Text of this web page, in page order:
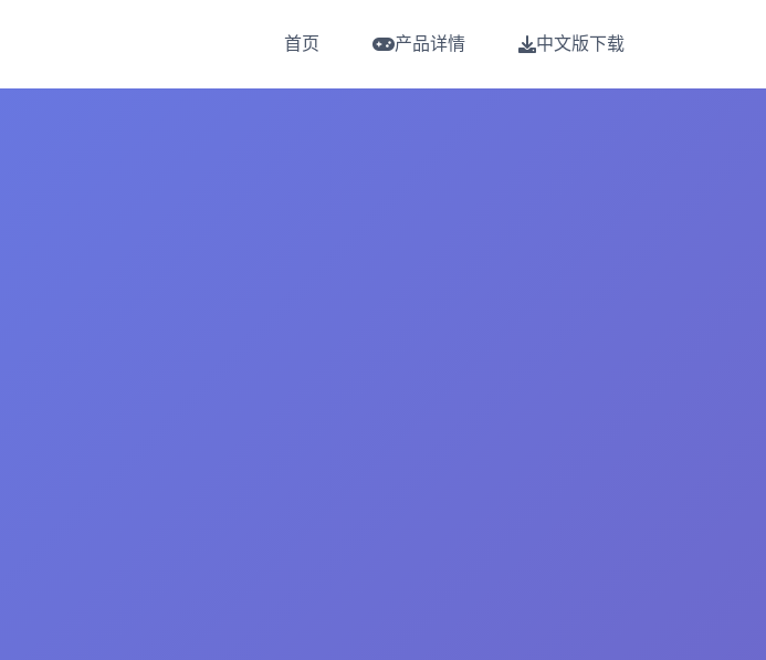
首页 产品详情 中文版下载